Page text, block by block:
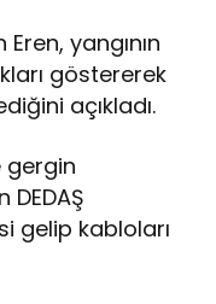
yangının
göstererek
açıkladı.
gergin
DEDAŞ
gelip kabloları